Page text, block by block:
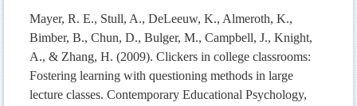
Mayer, R. E., Stull, A., DeLeeuw, K., Almeroth, K.,
Bimber, B., Chun, D., Bulger, M., Campbell, J., Knight,
A., & Zhang, H. (2009). Clickers in college classrooms:
Fostering learning with questioning methods in large
lecture classes. Contemporary Educational Psychology,